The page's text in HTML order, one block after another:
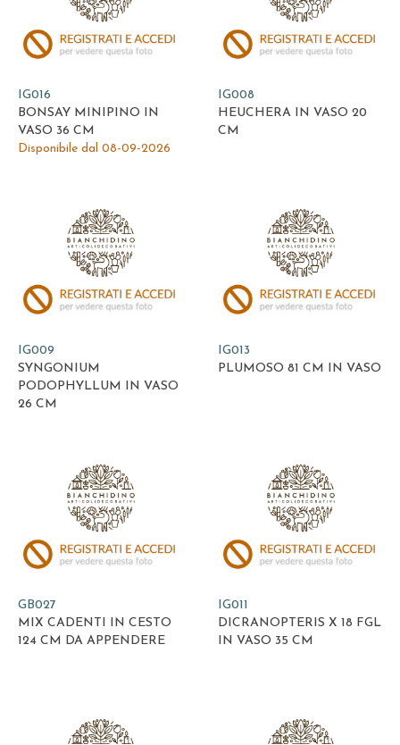
IG016
BONSAY MINIPINO IN
VASO 36 CM
Disponibile dal 08-09-2026
IG008
HEUCHERA IN VASO 20
CM
IG009
SYNGONIUM
PODOPHYLLUM IN VASO
26 CM
IG013
PLUMOSO 81 CM IN VASO
GB027
MIX CADENTI IN CESTO
124 CM DA APPENDERE
IG011
DICRANOPTERIS X 18 FGL
IN VASO 35 CM